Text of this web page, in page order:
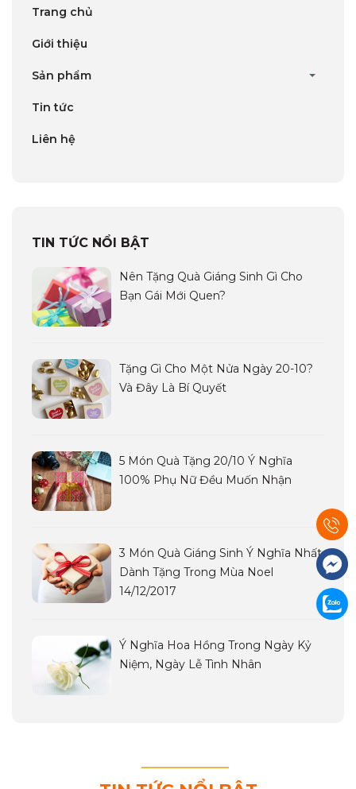
Trang chủ
Giới thiệu
Sản phẩm
Tin tức
Liên hệ
TIN TỨC NỔI BẬT
Nên Tặng Quà Giáng Sinh Gì Cho
Bạn Gái Mới Quen?
Tặng Gì Cho Một Nửa Ngày 20-10?
Và Đây Là Bí Quyết
5 Món Quà Tặng 20/10 Ý Nghĩa
100% Phụ Nữ Đều Muốn Nhận
3 Món Quà Giáng Sinh Ý Nghĩa Nhất
Dành Tặng Trong Mùa Noel
14/12/2017
Ý Nghĩa Hoa Hồng Trong Ngày Kỷ
Niệm, Ngày Lễ Tình Nhân